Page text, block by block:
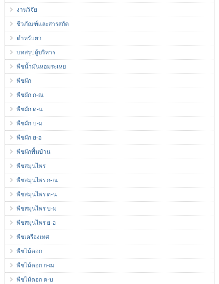
งานวิจัย
ชีวภัณฑ์และสารสกัด
ตำหรับยา
บทสรุปผู้บริหาร
พืชน้ำมันหอมระเหย
พืชผัก
พืชผัก ก-ณ
พืชผัก ด-น
พืชผัก บ-ม
พืชผัก ย-ฮ
พืชผักพื้นบ้าน
พืชสมุนไพร
พืชสมุนไพร ก-ณ
พืชสมุนไพร ด-น
พืชสมุนไพร บ-ม
พืชสมุนไพร ย-ฮ
พืชเครื่องเทศ
พืชไม้ดอก
พืชไม้ดอก ก-ณ
พืชไม้ดอก ด-บ